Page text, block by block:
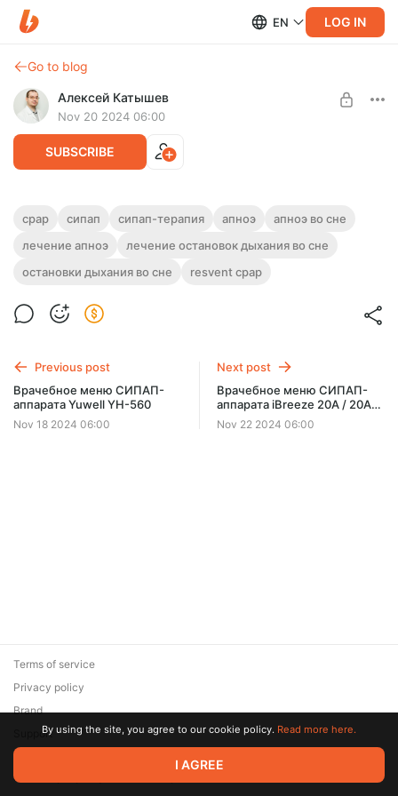
EN LOG IN
Go to blog
Алексей Катышев
Nov 20 2024 06:00
SUBSCRIBE
Врачебное меню СИПАП-аппарата RX
iBreeze 20A plus
Врачебное меню СИПАП-аппарата Resvent iBreeze 20A+.
настроек и советами для новичков
Post is available after purchase
BUY FOR $24.5
cpap сипап сипап-терапия апноэ
апноэ во сне
лечение апноэ
лечение остановок дыхания во сне
остановки дыхания во сне
resvent cpap
Previous post
Врачебное меню СИПАП-
аппарата Yuwell YH-560
Nov 18 2024 06:00
Next post
Врачебное меню СИПАП-
аппарата iBreeze 20A / 20A
pro
Nov 22 2024 06:00
© 2026 Zaya Solutions Limited. All rights reserved. All trademarks
are the property of their respective owners.
Terms of service
Privacy policy
Brand
SupportBy using the site, you agree to our cookie policy. Read more here.
I AGREE